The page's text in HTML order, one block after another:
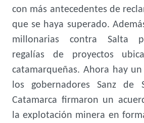
con más antecedentes de
que se haya superado.
millonarias contra Salta
regalías de proyectos
catamarqueñas. Ahora hay
los gobernadores Sanz de
Catamarca firmaron un
la explotación minera en